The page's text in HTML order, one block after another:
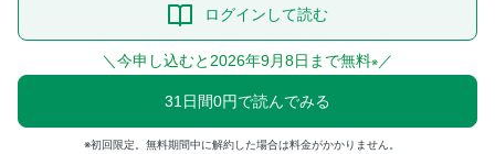
ログインして読む
＼今申し込むと2026年9月8日まで無料※ ／
31日間0円で読んでみる
初回限定。無料期間中に解約した場合は料金がかかりません。